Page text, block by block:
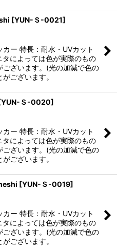
[YUN-Ｓ-0021]
ー 特長：耐水・UVカット
によっては色が実際のもの
ございます。(光の加減で色の
ございます。
YUN-Ｓ-0020]
ー 特長：耐水・UVカット
によっては色が実際のもの
ございます。(光の加減で色の
ございます。
[YUN-Ｓ-0019]
ー 特長：耐水・UVカット
によっては色が実際のもの
ございます。(光の加減で色の
ございます。